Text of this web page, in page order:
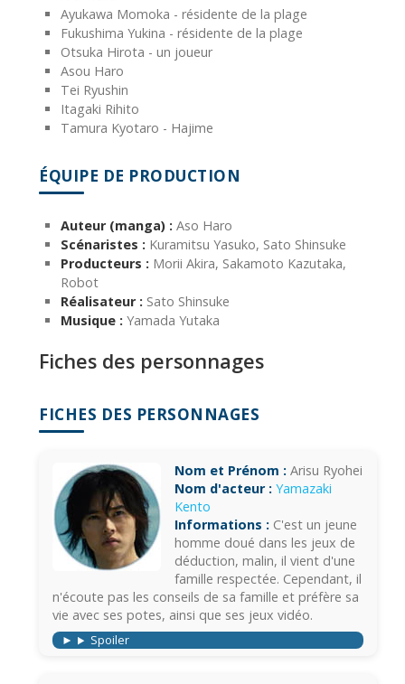
Ayukawa Momoka - résidente de la plage
Fukushima Yukina - résidente de la plage
Otsuka Hirota - un joueur
Asou Haro
Tei Ryushin
Itagaki Rihito
Tamura Kyotaro - Hajime
ÉQUIPE DE PRODUCTION
Auteur (manga) : Aso Haro
Scénaristes : Kuramitsu Yasuko, Sato Shinsuke
Producteurs : Morii Akira, Sakamoto Kazutaka,
Robot
Réalisateur : Sato Shinsuke
Musique : Yamada Yutaka
Fiches des personnages
FICHES DES PERSONNAGES
Nom et Prénom : Arisu Ryohei
Nom d'acteur : Yamazaki
Kento
Informations : C'est un jeune
homme doué dans les jeux de
déduction, malin, il vient d'une
famille respectée. Cependant, il
n'écoute pas les conseils de sa famille et préfère sa
vie avec ses potes, ainsi que ses jeux vidéo.
Spoiler